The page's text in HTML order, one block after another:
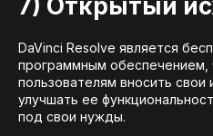
7) Открытый
DaVinci Resolve является
программным обеспечением,
пользователям вносить свои
улучшать ее
под свои нужды.